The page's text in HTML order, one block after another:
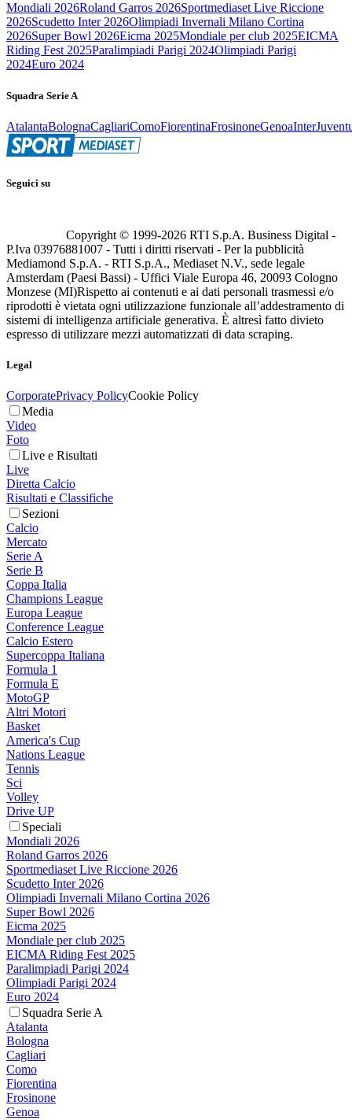
Mondiali 2026Roland Garros 2026Sportmediaset Live Riccione
2026Scudetto Inter 2026Olimpiadi Invernali Milano Cortina
2026Super Bowl 2026Eicma 2025Mondiale per club 2025EICMA
Riding Fest 2025Paralimpiadi Parigi 2024Olimpiadi Parigi
2024Euro 2024
Squadra Serie A
AtalantaBolognaCagliariComoFiorentinaFrosinoneGenoaInter
Seguici su
Copyright © 1999-2026 RTI S.p.A. Business Digital -
P.Iva 03976881007 - Tutti i diritti riservati - Per la pubblicità
Mediamond S.p.A. - RTI S.p.A., Mediaset N.V., sede legale
Amsterdam (Paesi Bassi) - Uffici Viale Europa 46, 20093 Cologno
Monzese (MI)Rispetto ai contenuti e ai dati personali trasmessi e/o
riprodotti è vietata ogni utilizzazione funzionale all’addestramento di
sistemi di intelligenza artificiale generativa. È altresì fatto divieto
espresso di utilizzare mezzi automatizzati di data scraping.
Legal
CorporatePrivacy PolicyCookie Policy
Media
Video
Foto
Live e Risultati
Live
Diretta Calcio
Risultati e Classifiche
Sezioni
Calcio
Mercato
Serie A
Serie B
Coppa Italia
Champions League
Europa League
Conference League
Calcio Estero
Supercoppa Italiana
Formula 1
Formula E
MotoGP
Altri Motori
Basket
America's Cup
Nations League
Tennis
Sci
Volley
Drive UP
Speciali
Mondiali 2026
Roland Garros 2026
Sportmediaset Live Riccione 2026
Scudetto Inter 2026
Olimpiadi Invernali Milano Cortina 2026
Super Bowl 2026
Eicma 2025
Mondiale per club 2025
EICMA Riding Fest 2025
Paralimpiadi Parigi 2024
Olimpiadi Parigi 2024
Euro 2024
Squadra Serie A
Atalanta
Bologna
Cagliari
Como
Fiorentina
Frosinone
Genoa